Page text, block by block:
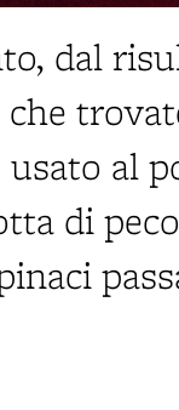
dal
che
al
di